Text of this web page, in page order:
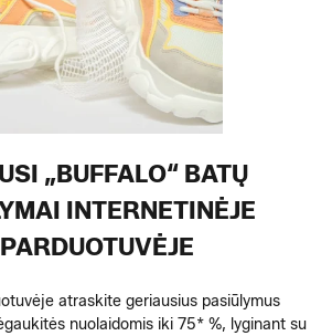
„BUFFALO“ BATŲ
INTERNETINĖJE
atraskite geriausius pasiūlymus
nuolaidomis iki 75* %, lyginant su